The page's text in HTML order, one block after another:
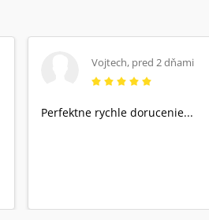
Vojtech, pred 2 dňami
Perfektne rychle dorucenie...